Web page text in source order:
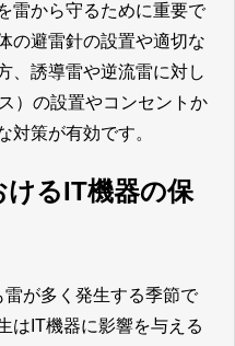
雷から守るために重要で
の避雷針の設置や適切な
、誘導雷や逆流雷に対し
）の設置やコンセントか
対策が有効です。
るIT機器の保
が多く発生する季節で
はIT機器に影響を与える